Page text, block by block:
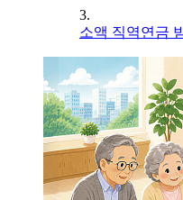
3.
소액 직역연금